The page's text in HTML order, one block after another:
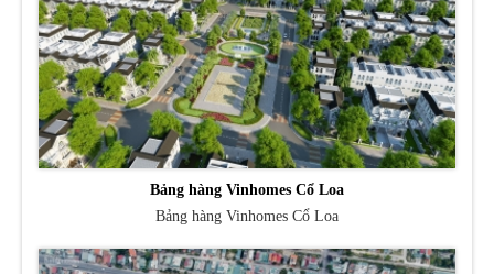
Bảng hàng Vinhomes Cổ Loa
Bảng hàng Vinhomes Cổ Loa